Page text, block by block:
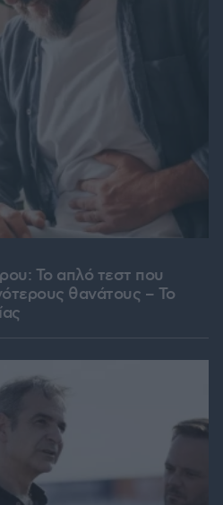
Το απλό τεστ που
θανάτους – Το